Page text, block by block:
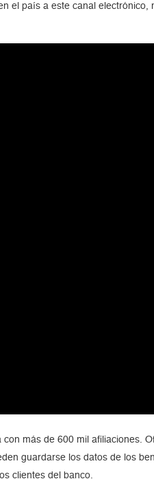
el país a este canal
con más de 600 mil
guardarse los datos de los
clientes del banco.